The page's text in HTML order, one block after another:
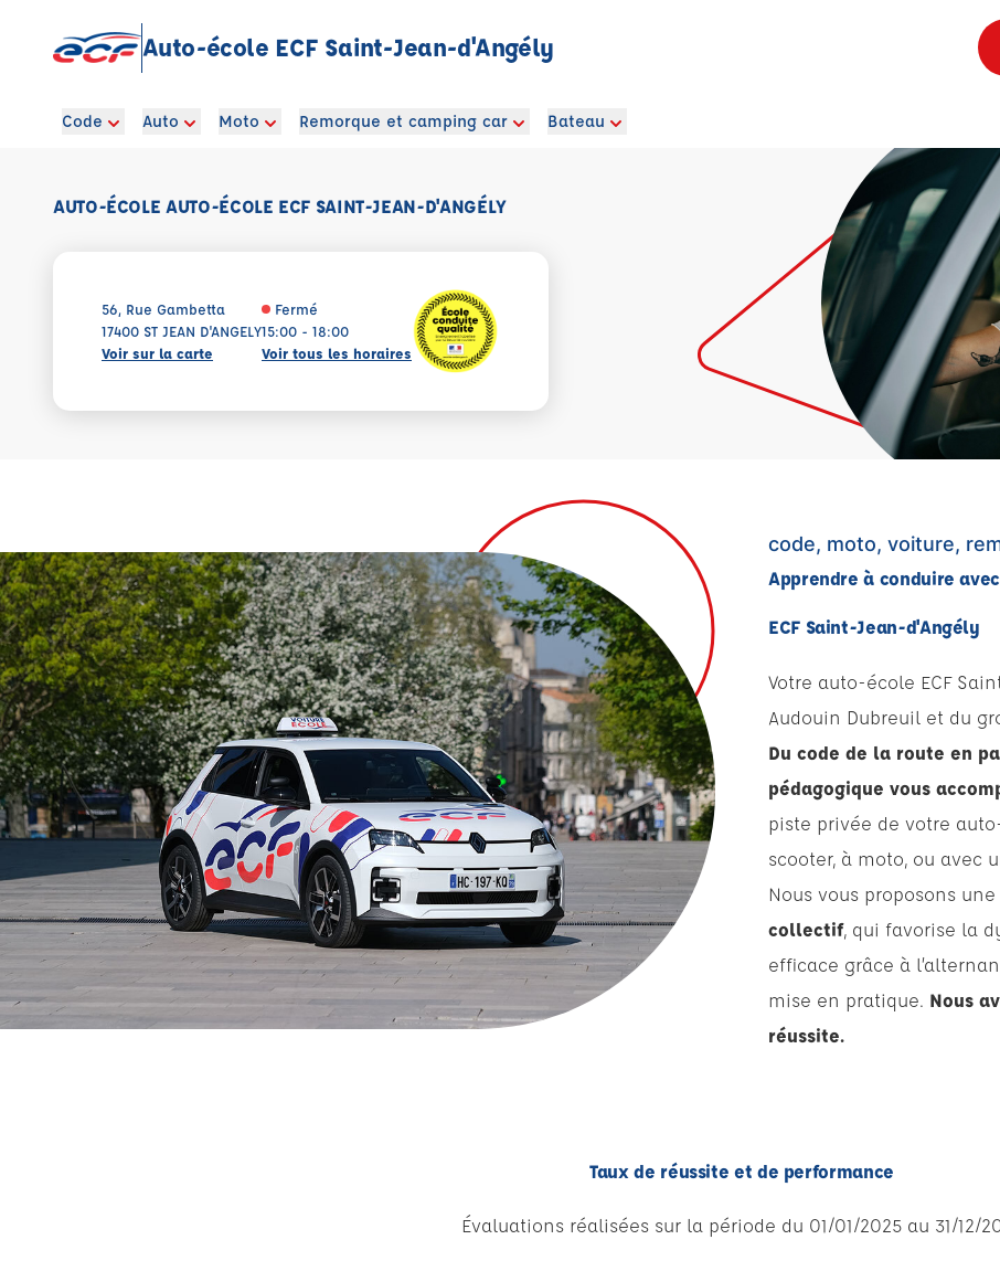
Auto-école ECF Saint-Jean-d'Angély
Code Auto Moto Remorque et camping car Bateau
AUTO-ÉCOLE AUTO-ÉCOLE ECF SAINT-JEAN-D'ANGÉLY
56, Rue Gambetta
17400 ST JEAN D'ANGELY
Voir sur la carte
Fermé
15:00 - 18:00
Voir tous les horaires
code, moto, voiture,
Apprendre à conduire avec
ECF Saint-Jean-d'Angély
Votre auto-école ECF
Audouin Dubreuil et du
Du code de la route en
pédagogique vous
piste privée de votre
scooter, à moto, ou avec
Nous vous proposons une
collectif, qui favorise la
efficace grâce à
mise en pratique. Nous
réussite.
Taux de réussite et de performance
Évaluations réalisées sur la période du 01/01/2025 au 31/12/